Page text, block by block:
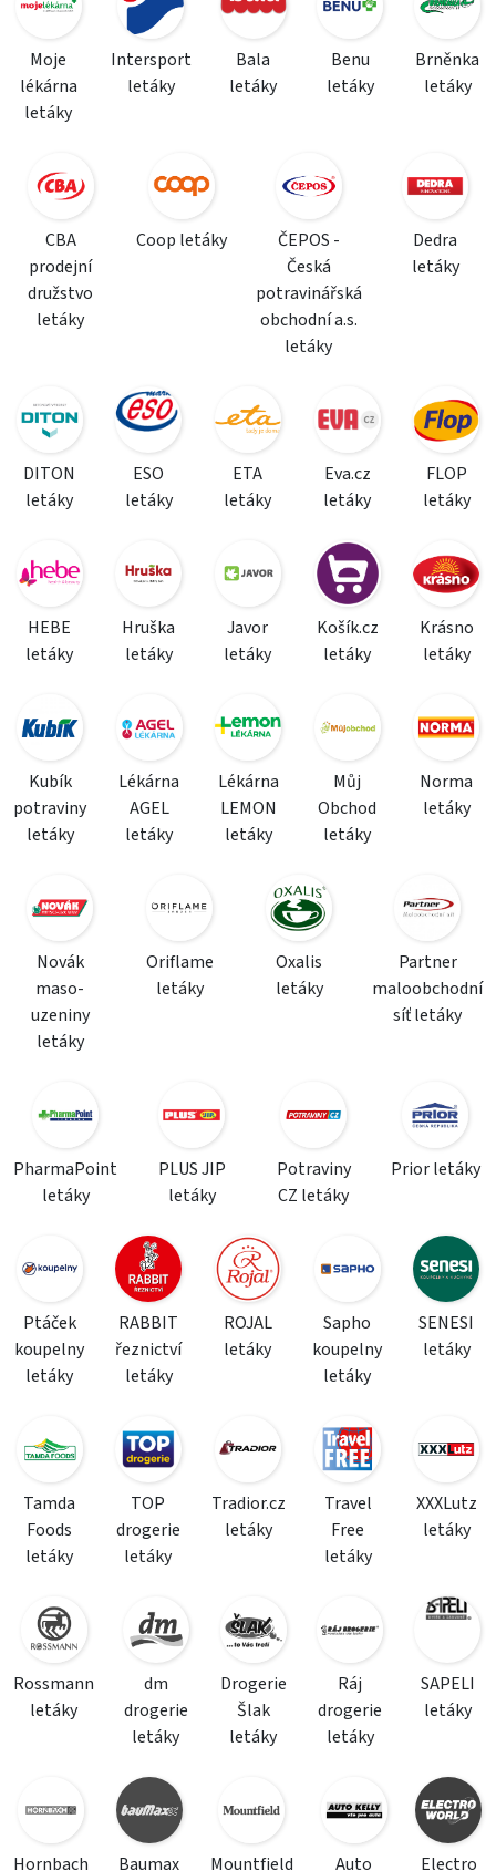
Moje
lékárna
letáky
Intersport
letáky
Bala
letáky
Benu
letáky
Brněnka
letáky
CBA
prodejní
družstvo
letáky
Coop letáky
ČEPOS -
Česká
potravinářská
obchodní a.s.
letáky
Dedra
letáky
DITON
letáky
ESO
letáky
ETA
letáky
Eva.cz
letáky
FLOP
letáky
HEBE
letáky
Hruška
letáky
Javor
letáky
Košík.cz
letáky
Krásno
letáky
Kubík
potraviny
letáky
Lékárna
AGEL
letáky
Lékárna
LEMON
letáky
Můj
Obchod
letáky
Norma
letáky
Novák
maso-
uzeniny
letáky
Oriflame
letáky
Oxalis
letáky
Partner
maloobchodní
síť letáky
PharmaPoint
letáky
PLUS JIP
letáky
Potraviny
CZ letáky
Prior letáky
Ptáček
koupelny
letáky
RABBIT
řeznictví
letáky
ROJAL
letáky
Sapho
koupelny
letáky
SENESI
letáky
Tamda
Foods
letáky
TOP
drogerie
letáky
Tradior.cz
letáky
Travel
Free
letáky
XXXLutz
letáky
Rossmann
letáky
dm
drogerie
letáky
Drogerie
Šlak
letáky
Ráj
drogerie
letáky
SAPELI
letáky
Hornbach Baumax Mountfield Auto Electro